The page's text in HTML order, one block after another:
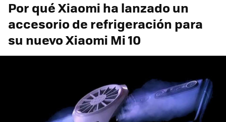
Por qué Xiaomi ha lanzado un
accesorio de refrigeración para
su nuevo Xiaomi Mi 10